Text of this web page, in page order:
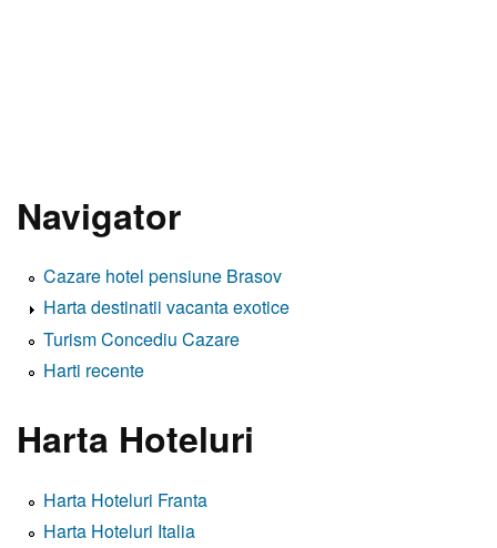
Navigator
Cazare hotel pensiune Brasov
Harta destinatii vacanta exotice
Turism Concediu Cazare
Harti recente
Harta Hoteluri
Harta Hoteluri Franta
Harta Hoteluri Italia